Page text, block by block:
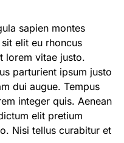
sapien montes
elit eu rhoncus
lorem vitae justo.
parturient ipsum justo
dui augue. Tempus
integer quis. Aenean
elit pretium
Nisi tellus curabitur et